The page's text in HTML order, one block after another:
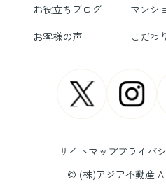
お役立ちブログ
マンシ
お客様の声
こだわ
サイトマッププライバ
© (株)アジア不動産